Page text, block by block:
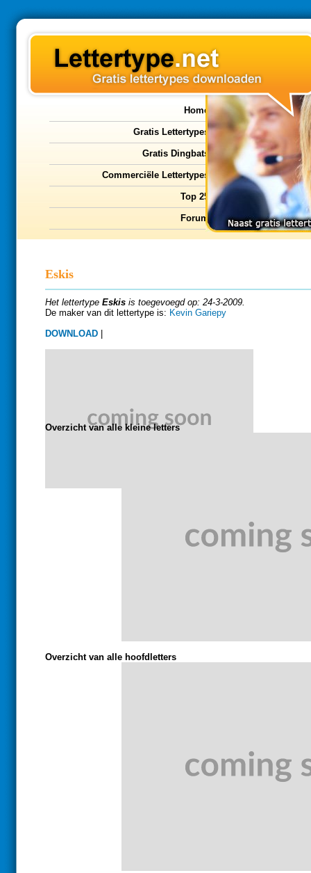
Home
Gratis Lettertypes
Gratis Dingbats
Commerciële Lettertypes
Top 25
Forum
Eskis
Het lettertype Eskis is toegevoegd op: 24-3-2009.
De maker van dit lettertype is: Kevin Gariepy
DOWNLOAD
Overzicht van alle kleine letters
Overzicht van alle hoofdletters